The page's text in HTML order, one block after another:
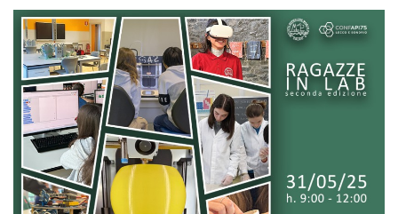
PRIVACY
Privacy
policy